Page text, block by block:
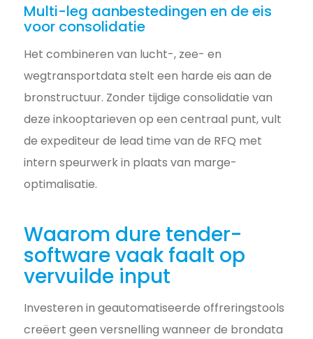
Multi-leg aanbestedingen en de eis
voor consolidatie
Het combineren van lucht-, zee- en
wegtransportdata stelt een harde eis aan de
bronstructuur. Zonder tijdige consolidatie van
deze inkooptarieven op een centraal punt, vult
de expediteur de lead time van de RFQ met
intern speurwerk in plaats van marge-
optimalisatie.
Waarom dure tender-
software vaak faalt op
vervuilde input
Investeren in geautomatiseerde offreringstools
creëert geen versnelling wanneer de brondata